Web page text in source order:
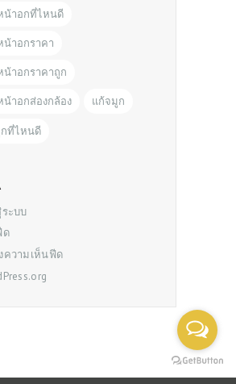
น้าอกที่ไหนดี
น้าอกราคา
น้าอกราคาถูก
น้าอกส่องกล้อง แก้จมูก
ที่ไหนดี
ระบบ
ด
ความเห็นฟีด